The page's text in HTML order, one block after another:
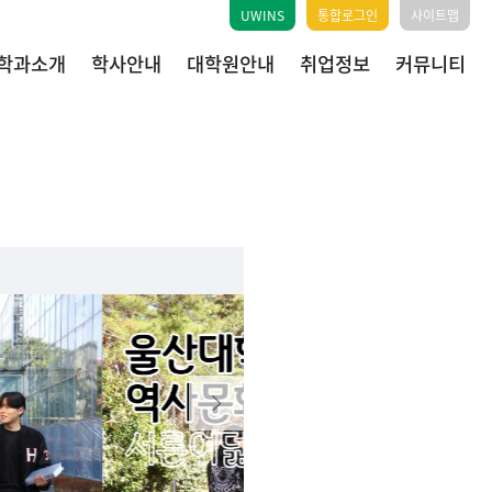
UWINS 통합로그인 사이트맵
과소개 학사안내 대학원안내 취업정보 커뮤니티